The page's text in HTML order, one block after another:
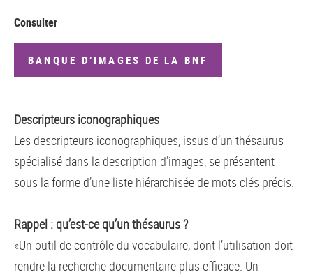
Consulter
BANQUE D’IMAGES DE LA BNF
Descripteurs iconographiques
Les descripteurs iconographiques, issus d’un thésaurus
spécialisé dans la description d’images, se présentent
sous la forme d’une liste hiérarchisée de mots clés précis.
Rappel : qu’est-ce qu’un thésaurus ?
«Un outil de contrôle du vocabulaire, dont l’utilisation doit
rendre la recherche documentaire plus efficace. Un